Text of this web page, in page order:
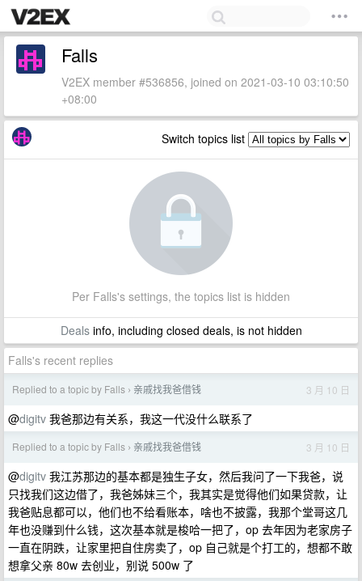
Falls
V2EX member #536856, joined on 2021-03-10 03:10:50
+08:00
Switch topics list
Per Falls's settings, the topics list is hidden
Dealsinfo, including closed deals, is not hidden
Falls's recent replies
Replied to a topic by Falls › 亲戚找我爸借钱 3 月 10 日
@digitv 我爸那边有关系，我这一代没什么联系了
Replied to a topic by Falls › 亲戚找我爸借钱 3 月 10 日
@digitv 我江苏那边的基本都是独生子女，然后我问了一下我爸，说
只找我们这边借了，我爸姊妹三个，我其实是觉得他们如果贷款，让
我爸贴息都可以，他们也不给看账本，啥也不披露，我那个堂哥这几
年也没赚到什么钱，这次基本就是梭哈一把了，op 去年因为老家房子
一直在阴跌，让家里把自住房卖了，op 自己就是个打工的，想都不敢
想拿父亲 80w 去创业，别说 500w 了